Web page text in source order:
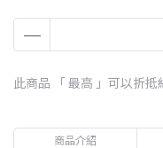
此商品 「 最高 」可以折抵
商品介紹